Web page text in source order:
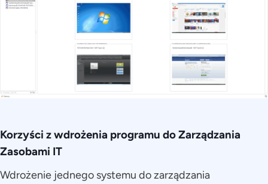
Korzyści z wdrożenia programu do Zarządzania
Zasobami IT
Wdrożenie jednego systemu do zarządzania